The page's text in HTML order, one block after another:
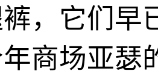
，它们早
商场亚瑟